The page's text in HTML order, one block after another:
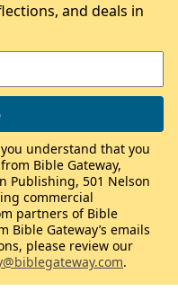
and deals in
understand that you
Bible Gateway,
Publishing, 501 Nelson
commercial
partners of Bible
Bible Gateway’s emails
please review our
.